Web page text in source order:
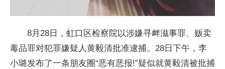
8月28日，虹口区检察院以涉嫌寻衅滋事罪、贩卖
毒品罪对犯罪嫌疑人黄毅清批准逮捕。28日下午，李
小璐发布了一条朋友圈“恶有恶报!”疑似就黄毅清被批捕